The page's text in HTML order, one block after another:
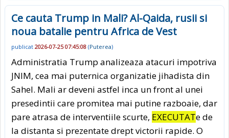
Ce cauta Trump in Mali? Al-Qaida, rusii si
noua batalie pentru Africa de Vest
publicat 2026-07-25 07:45:08 (Puterea)
Administratia Trump analizeaza atacuri impotriva
JNIM, cea mai puternica organizatie jihadista din
Sahel. Mali ar deveni astfel inca un front al unei
presedintii care promitea mai putine razboaie, dar
pare atrasa de interventiile scurte, EXECUTATe de
la distanta si prezentate drept victorii rapide. O